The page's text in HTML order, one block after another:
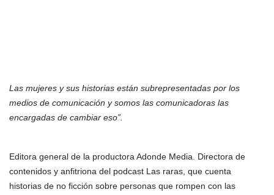
Las mujeres y sus historias están subrepresentadas por los
medios de comunicación y somos las comunicadoras las
encargadas de cambiar eso”.
Editora general de la productora Adonde Media. Directora de
contenidos y anfitriona del podcast Las raras, que cuenta
historias de no ficción sobre personas que rompen con las